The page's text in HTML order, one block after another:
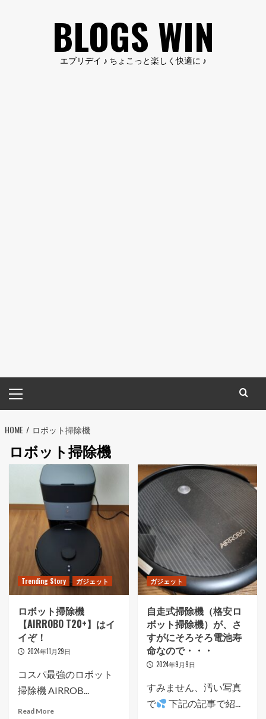
BLOGS WIN
エブリデイ ♪ ちょこっと楽しく快適に ♪
イ
ン
メ
ュ
HOME ロボット掃除機
ロボット掃除機
Trending Story ガジェット
ロボット掃除機
【AIRROBO T20+】はイ
イぞ！
2024年11月29日
コスパ最強のロボット
掃除機 AIRROB...
Read More
ガジェット
自走式掃除機（格安ロ
ボット掃除機）が、さ
すがにそろそろ電池寿
命なので・・・
2024年9月9日
すみません、汚い写真
で
下記の記事で紹...